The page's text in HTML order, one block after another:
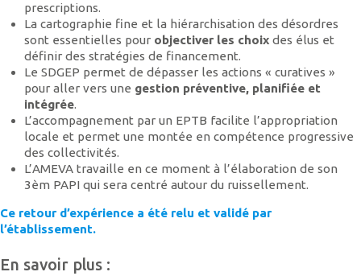
prescriptions.
La cartographie fine et la hiérarchisation des désordres
sont essentielles pour objectiver les choix des élus et
définir des stratégies de financement.
Le SDGEP permet de dépasser les actions « curatives »
pour aller vers une gestion préventive, planifiée et
intégrée.
L’accompagnement par un EPTB facilite l’appropriation
locale et permet une montée en compétence progressive
des collectivités.
L’AMEVA travaille en ce moment à l’élaboration de son
3èm PAPI qui sera centré autour du ruissellement.
Ce retour d’expérience a été relu et validé par
l’établissement.
En savoir plus :